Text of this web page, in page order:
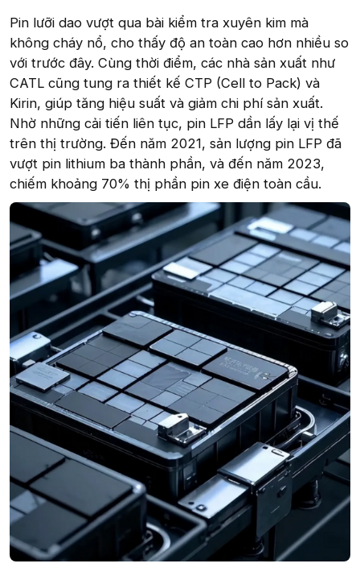
Pin lưỡi dao vượt qua bài kiểm tra xuyên kim mà
không cháy nổ, cho thấy độ an toàn cao hơn nhiều so
với trước đây. Cùng thời điểm, các nhà sản xuất như
CATL cũng tung ra thiết kế CTP (Cell to Pack) và
Kirin, giúp tăng hiệu suất và giảm chi phí sản xuất.
Nhờ những cải tiến liên tục, pin LFP dần lấy lại vị thế
trên thị trường. Đến năm 2021, sản lượng pin LFP đã
vượt pin lithium ba thành phần, và đến năm 2023,
chiếm khoảng 70% thị phần pin xe điện toàn cầu.